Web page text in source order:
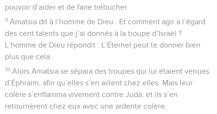
pouvoir d’aider et de faire trébucher.
9 Amatsia dit à l’homme de Dieu : Et comment agir à l’égard
des cent talents que j’ai donnés à la troupe d’Israël ?
L’homme de Dieu répondit : L’Éternel peut te donner bien
plus que cela.
10 Alors Amatsia se sépara des troupes qui lui étaient venues
d’Éphraïm, afin qu’elles s’en aillent chez elles. Mais leur
colère s’enflamma vivement contre Juda, et ils s’en
retournèrent chez eux avec une ardente colère.